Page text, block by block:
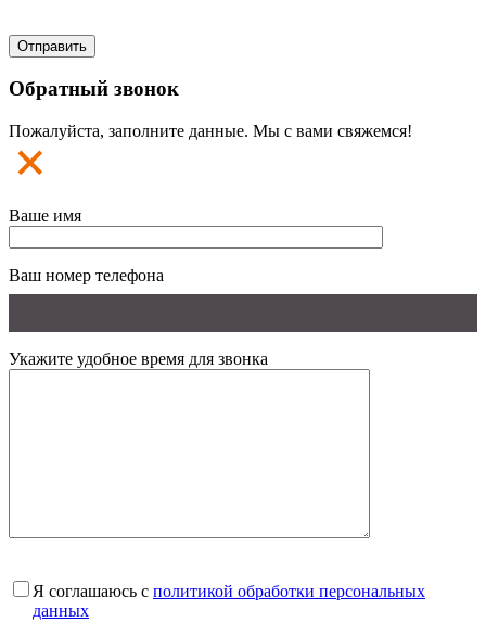
Обратный звонок
Пожалуйста, заполните данные. Мы с вами свяжемся!
Ваше имя
Ваш номер телефона
Укажите удобное время для звонка
Я соглашаюсь с политикой обработки персональных
данных